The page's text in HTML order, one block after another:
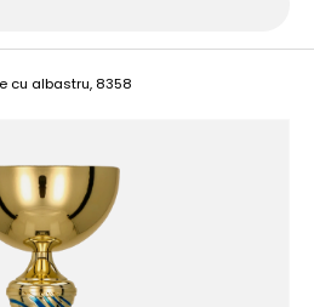
cu albastru, 8358
PRODUSULUI